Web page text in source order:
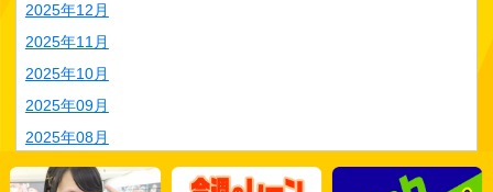
2025年12月
2025年11月
2025年10月
2025年09月
2025年08月
2025年07月